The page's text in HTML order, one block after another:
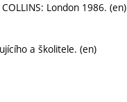
London 1986. (en)
a školitele. (en)